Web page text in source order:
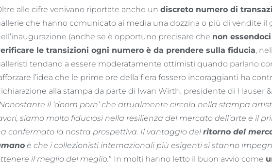
alle cifre venivano riportate anche un discreto numero di
che hanno comunicato ai media una dozzina o più di vendite il
(anche se è opportuno precisare che non
le transizioni ogni numero è da prendere sulla fiducia,
tendano a essere moderatamente ottimisti quando parlano
l’idea che le prime ore della fiera fossero incoraggianti ha
alla stampa da parte di Iwan Wirth, presidente di Hauser
il ‘doom porn’ che attualmente circola nella stampa
siamo molto fiduciosi nella resilienza del mercato dell’arte e il
confermato la nostra prospettiva. Il vantaggio del ritorno del
è che i collezionisti internazionali più esigenti si stanno
il meglio del meglio. ” In molti hanno letto il buon avvio come